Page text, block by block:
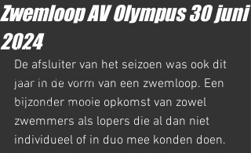
Olympus Nieuws
Halve Marathon Nieuws
Rundje Mill Nieuws
Kuilenloop Nieuws
Zwemloop AV Olympus 30 juni
2024
De afsluiter van het seizoen was ook dit
jaar in de vorm van een zwemloop. Een
bijzonder mooie opkomst van zowel
zwemmers als lopers die al dan niet
individueel of in duo mee konden doen.